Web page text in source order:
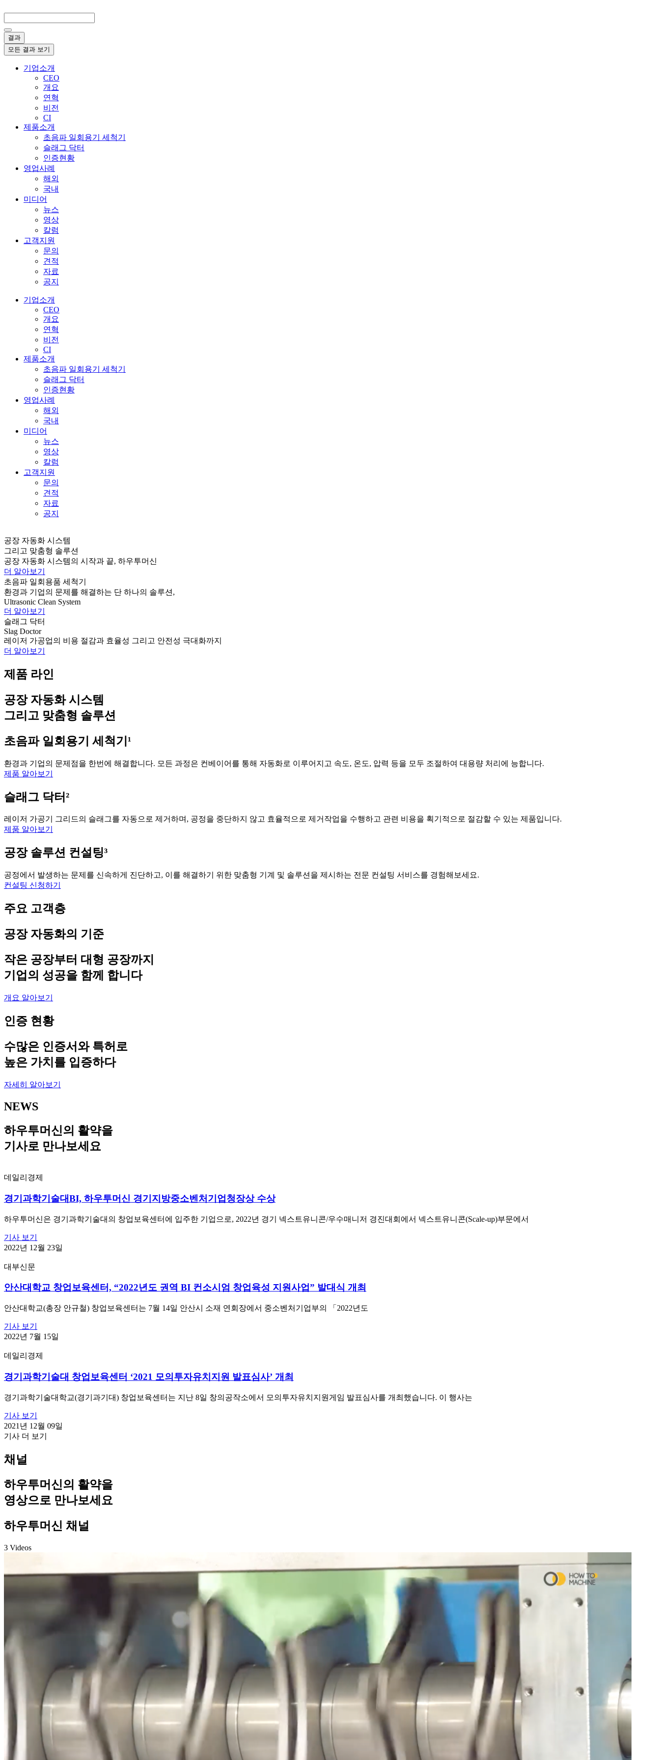
츠
로
건
...
결과
모든 결과 보기
기업소개
CEO
개요
연혁
비전
CI
제품소개
초음파 일회용기 세척기
슬래그 닥터
인증현황
영업사례
해외
국내
미디어
뉴스
영상
칼럼
고객지원
문의
견적
자료
공지
기업소개
CEO
개요
연혁
비전
CI
제품소개
초음파 일회용기 세척기
슬래그 닥터
인증현황
영업사례
해외
국내
미디어
뉴스
영상
칼럼
고객지원
문의
견적
자료
공지
공장 자동화 시스템
그리고 맞춤형 솔루션
공장 자동화 시스템의 시작과 끝, 하우투머신
더 알아보기
초음파 일회용품 세척기
환경과 기업의 문제를 해결하는 단 하나의 솔루션,
Ultrasonic Clean System
더 알아보기
슬래그 닥터
Slag Doctor
레이저 가공업의 비용 절감과 효율성 그리고 안전성 극대화까지
더 알아보기
제품 라인
공장 자동화 시스템
그리고 맞춤형 솔루션
초음파 일회용기 세척기¹
환경과 기업의 문제점을 한번에 해결합니다. 모든 과정은 컨베이어를 통해 자동화로 이루어지고 속도, 온도, 압력 등을 모두 조절하여 대용량 처리에 능합니다.
제품 알아보기
슬래그 닥터²
레이저 가공기 그리드의 슬래그를 자동으로 제거하며, 공정을 중단하지 않고 효율적으로 제거작업을 수행하고 관련 비용을 획기적으로 절감할 수 있는 제품입니다.
제품 알아보기
공장 솔루션 컨설팅³
공정에서 발생하는 문제를 신속하게 진단하고, 이를 해결하기 위한 맞춤형 기계 및 솔루션을 제시하는 전문 컨설팅 서비스를 경험해보세요.
컨설팅 신청하기
주요 고객층
공장 자동화의 기준
작은 공장부터 대형 공장까지
기업의 성공을 함께 합니다
개요 알아보기
인증 현황
수많은 인증서와 특허로
높은 가치를 입증하다
자세히 알아보기
NEWS
하우투머신의 활약을
기사로 만나보세요
데일리경제
경기과학기술대BI, 하우투머신 경기지방중소벤처기업청장상 수상
하우투머신은 경기과학기술대의 창업보육센터에 입주한 기업으로, 2022년 경기 넥스트유니콘/우수매니저 경진대회에서 넥스트유니콘(Scale-up)부문에서
기사 보기
2022년 12월 23일
대부신문
안산대학교 창업보육센터, “2022년도 권역 BI 컨소시엄 창업육성 지원사업” 발대식 개최
안산대학교(총장 안규철) 창업보육센터는 7월 14일 안산시 소재 연회장에서 중소벤처기업부의 「2022년도
기사 보기
2022년 7월 15일
데일리경제
경기과학기술대 창업보육센터 ‘2021 모의투자유치지원 발표심사’ 개최
경기과학기술대학교(경기과기대) 창업보육센터는 지난 8일 창의공작소에서 모의투자유치지원게임 발표심사를 개최했습니다. 이 행사는
기사 보기
2021년 12월 09일
기사 더 보기
채널
하우투머신의 활약을
영상으로 만나보세요
하우투머신 채널
3 Videos